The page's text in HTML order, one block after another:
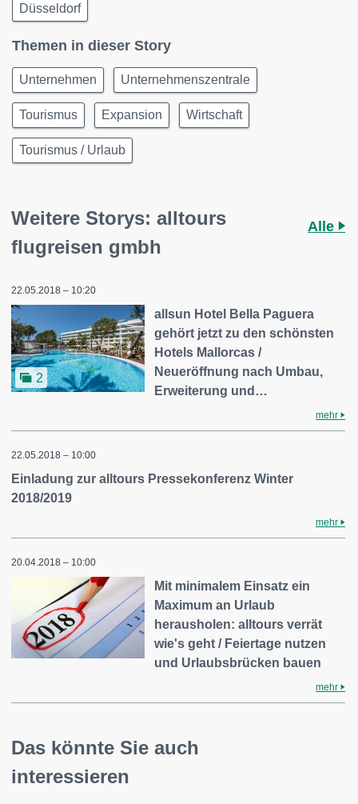
Düsseldorf
Themen in dieser Story
Unternehmen Unternehmenszentrale
Tourismus Expansion Wirtschaft
Tourismus / Urlaub
Weitere Storys: alltours
flugreisen gmbh
Alle
22.05.2018 – 10:20
2
allsun Hotel Bella Paguera
gehört jetzt zu den schönsten
Hotels Mallorcas /
Neueröffnung nach Umbau,
Erweiterung und…
mehr
22.05.2018 – 10:00
Einladung zur alltours Pressekonferenz Winter
2018/2019
mehr
20.04.2018 – 10:00
Mit minimalem Einsatz ein
Maximum an Urlaub
herausholen: alltours verrät
wie's geht / Feiertage nutzen
und Urlaubsbrücken bauen
mehr
Das könnte Sie auch
interessieren